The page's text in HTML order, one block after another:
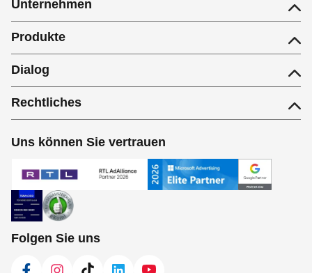
Unternehmen
Produkte
Dialog
Rechtliches
Uns können Sie vertrauen
Folgen Sie uns